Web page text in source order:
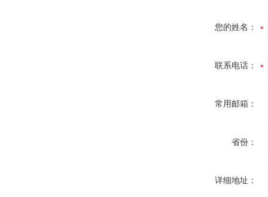
您的姓名：
联系电话：
常用邮箱：
省份：
详细地址：